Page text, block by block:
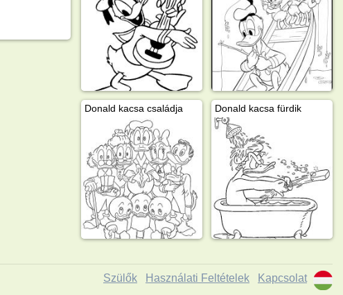
Donald kacsa családja Donald kacsa fürdik
Szülők Használati Feltételek Kapcsolat